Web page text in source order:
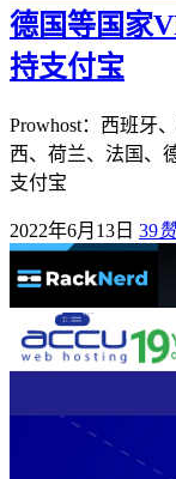
德国等国家
持支付宝
Prowhost：西班牙
西、荷兰、法国、
支付宝
2022年6月13日 39赞